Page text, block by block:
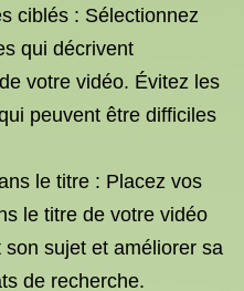
ciblés : Sélectionnez
qui décrivent
votre vidéo. Évitez les
peuvent être difficiles
le titre : Placez vos
le titre de votre vidéo
sujet et améliorer sa
de recherche.